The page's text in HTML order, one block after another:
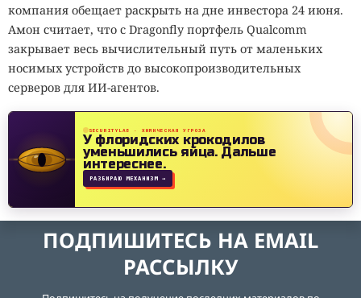
компания обещает раскрыть на дне инвестора 24 июня.
Амон считает, что с Dragonfly портфель Qualcomm
закрывает весь вычислительный путь от маленьких
носимых устройств до высокопроизводительных
серверов для ИИ-агентов.
SECURITYLAB · ХИМИЧЕСКАЯ УГРОЗА
У флоридских крокодилов
уменьшились яйца.Дальше
интереснее.
РАЗБИРАЮ МЕХАНИЗМ →
ПОДПИШИТЕСЬ НА EMAIL
РАССЫЛКУ